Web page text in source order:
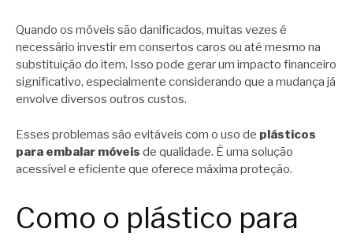
Quando os móveis são danificados, muitas vezes é
necessário investir em consertos caros ou até mesmo na
substituição do item. Isso pode gerar um impacto financeiro
significativo, especialmente considerando que a mudança já
envolve diversos outros custos.
Esses problemas são evitáveis com o uso de plásticos
para embalar móveis de qualidade. É uma solução
acessível e eficiente que oferece máxima proteção.
Como o plástico para